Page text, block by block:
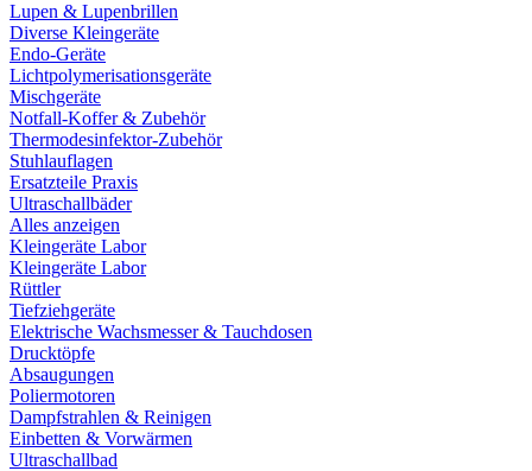
Lupen & Lupenbrillen
Diverse Kleingeräte
Endo-Geräte
Lichtpolymerisationsgeräte
Mischgeräte
Notfall-Koffer & Zubehör
Thermodesinfektor-Zubehör
Stuhlauflagen
Ersatzteile Praxis
Ultraschallbäder
Alles anzeigen
Kleingeräte Labor
Kleingeräte Labor
Rüttler
Tiefziehgeräte
Elektrische Wachsmesser & Tauchdosen
Drucktöpfe
Absaugungen
Poliermotoren
Dampfstrahlen & Reinigen
Einbetten & Vorwärmen
Ultraschallbad